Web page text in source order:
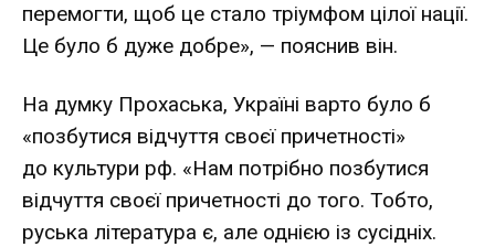
перемогти, щоб це стало тріумфом цілої нації.
Це було б дуже добре», — пояснив він.
На думку Прохаська, Україні варто було б
«позбутися відчуття своєї причетності»
до культури рф. «Нам потрібно позбутися
відчуття своєї причетності до того. Тобто,
руська література є, але однією із сусідніх.